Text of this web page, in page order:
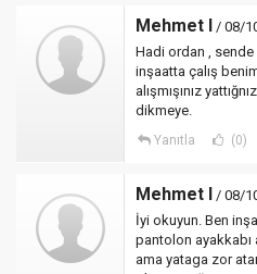
Mehmet l / 08/
Hadi ordan ,
inşaatta çalış
alışmışınız
dikmeye.
Yanıtla (0)
Mehmet l / 08/
İyi okuyun. Ben
pantolon ayakkabı
ama yataga zor